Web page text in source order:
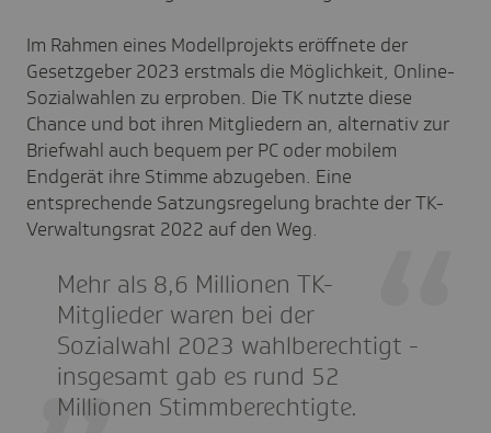
Im Rahmen eines Modellprojekts eröffnete der
Gesetzgeber 2023 erstmals die Möglichkeit, Online-
Sozialwahlen zu erproben. Die TK nutzte diese
Chance und bot ihren Mitgliedern an, alternativ zur
Briefwahl auch bequem per PC oder mobilem
Endgerät ihre Stimme abzugeben. Eine
entsprechende Satzungsregelung brachte der TK-
Verwaltungsrat 2022 auf den Weg.
Mehr als 8,6 Millionen TK-
Mitglieder waren bei der
Sozialwahl 2023 wahlberechtigt -
insgesamt gab es rund 52
Millionen Stimmberechtigte.